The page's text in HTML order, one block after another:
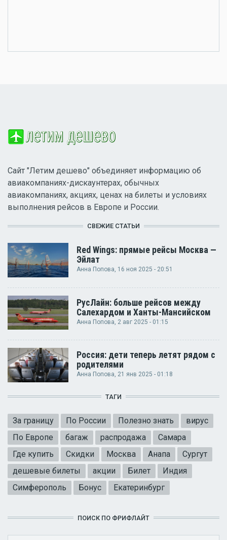
Сайт "Летим дешево" объединяет информацию об
авиакомпаниях-дискаунтерах, обычных
авиакомпаниях, акциях, ценах на билеты и условиях
выполнения рейсов в Европе и России.
СВЕЖИЕ СТАТЬИ
Red Wings: прямые рейсы Москва —
Эйлат
Анна Попова, 16 ноя 2025 - 20:51
РусЛайн: больше рейсов между
Салехардом и Ханты-Мансийском
Анна Попова , 2 авг 2025 - 01:15
Россия: дети теперь летят рядом с
родителями
Анна Попова, 21 янв 2025 - 01:18
ТАГИ
За границу По России Полезно знать
вирус
По Европе
багаж распродажа
Самара
Где купить
Скидки Москва Анапа
Сургут
дешевые билеты
акции Билет
Индия
Симферополь
Бонус Екатеринбург
ПОИСК ПО ФРИФЛАЙТ